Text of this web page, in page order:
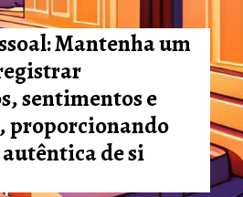
Mantenha um
sentimentos e
proporcionando
de si